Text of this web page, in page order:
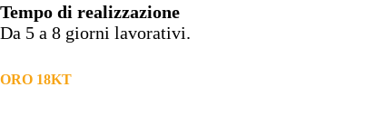
Tempo di realizzazione
Da 5 a 8 giorni lavorativi.
ORO 18KT